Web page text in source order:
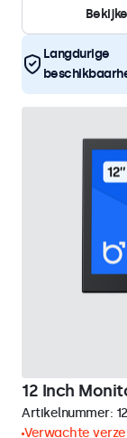
Langdurige
12 Inch
Artikelnummer:
Verwachte